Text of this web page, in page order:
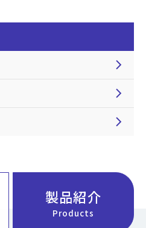
chevron_right
chevron_right
chevron_right
製品紹介
Products